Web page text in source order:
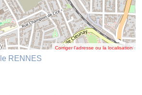
Corriger l’adresse ou la localisation
RENNES